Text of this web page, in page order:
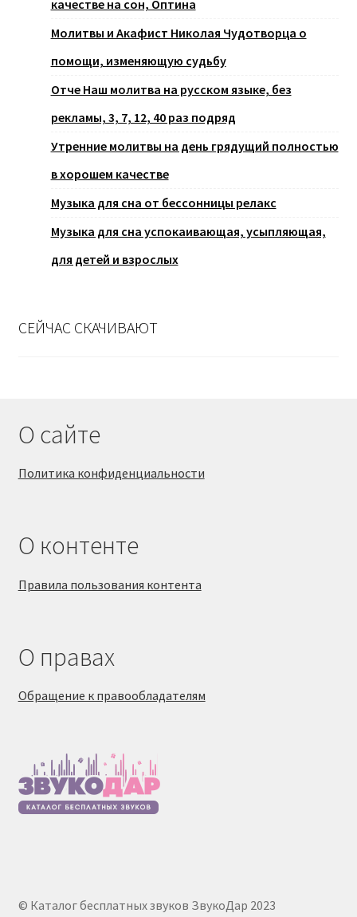
качестве на сон, Оптина
Молитвы и Акафист Николая Чудотворца о
помощи, изменяющую судьбу
Отче Наш молитва на русском языке, без
рекламы, 3, 7, 12, 40 раз подряд
Утренние молитвы на день грядущий полностью
в хорошем качестве
Музыка для сна от бессонницы релакс
Музыка для сна успокаивающая, усыпляющая,
для детей и взрослых
СЕЙЧАС СКАЧИВАЮТ
О сайте
Политика конфиденциальности
О контенте
Правила пользования контента
О правах
Обращение к правообладателям
© Каталог бесплатных звуков ЗвукоДар 2023